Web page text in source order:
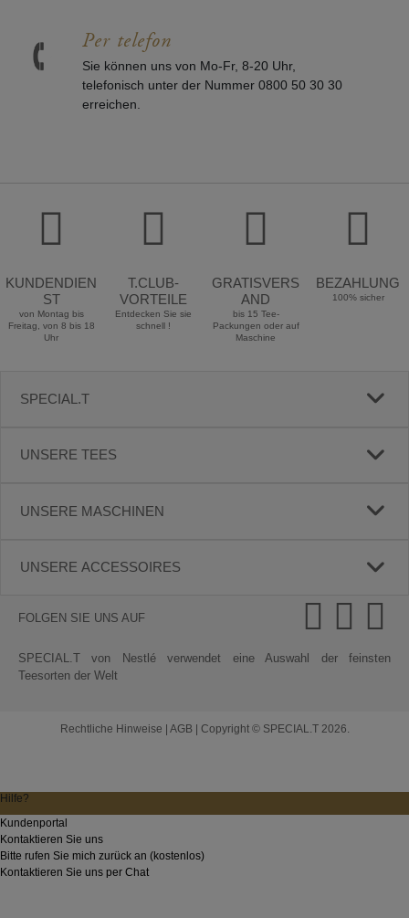
Per telefon
Sie können uns von Mo-Fr, 8-20 Uhr,
telefonisch unter der Nummer 0800 50 30 30
erreichen.
KUNDENDIEN
ST
von Montag bis
Freitag, von 8 bis 18
Uhr
T.CLUB-
VORTEILE
Entdecken Sie sie
schnell !
GRATISVERS
AND
bis 15 Tee-
Packungen oder auf
Maschine
BEZAHLUNG
100% sicher
SPECIAL.T
UNSERE TEES
UNSERE MASCHINEN
UNSERE ACCESSOIRES
FOLGEN SIE UNS AUF
SPECIAL.T von Nestlé verwendet eine Auswahl der feinsten
Teesorten der Welt
Rechtliche Hinweise AGB| Copyright © SPECIAL.T 2026.
Hilfe?
Kundenportal
Kontaktieren Sie uns
Bitte rufen Sie mich zurück an (kostenlos)
Kontaktieren Sie uns per Chat